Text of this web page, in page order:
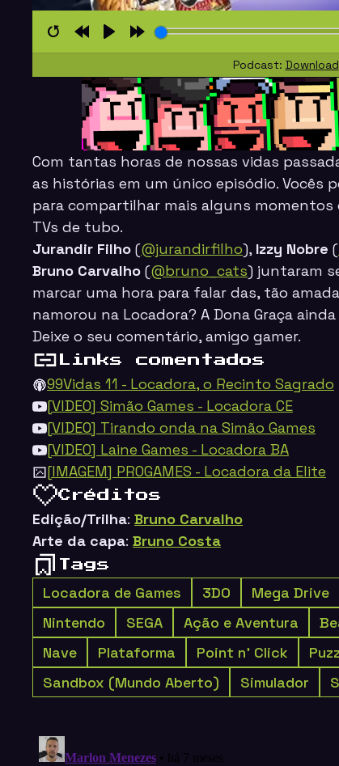
RestartRewind
PlayForward
Podcast: Download
Com tantas horas de nossas vidas
as histórias em um único episódio. Vocês
para compartilhar mais alguns
TVs de tubo.
Jurandir Filho (@jurandirfilho), Izzy Nobre (
Bruno Carvalho (@bruno_cats) juntaram
marcar uma hora para falar das, tão
namorou na Locadora? A Dona Graça
Deixe o seu comentário, amigo gamer.
Links comentados
99Vidas 11 - Locadora, o Recinto Sagrado
[VIDEO] Simão Games - Locadora CE
[VIDEO] Tirando onda na Simão Games
[VIDEO] Laine Games - Locadora BA
[IMAGEM] PROGAMES - Locadora da Elite
Créditos
Edição/Trilha: Bruno Carvalho
Arte da capa: Bruno Costa
Tags
Locadora de Games 3DO Mega Drive
Nintendo
SEGA Ação e Aventura
Nave
Plataforma Point n' Click
Sandbox (Mundo Aberto)
Simulador